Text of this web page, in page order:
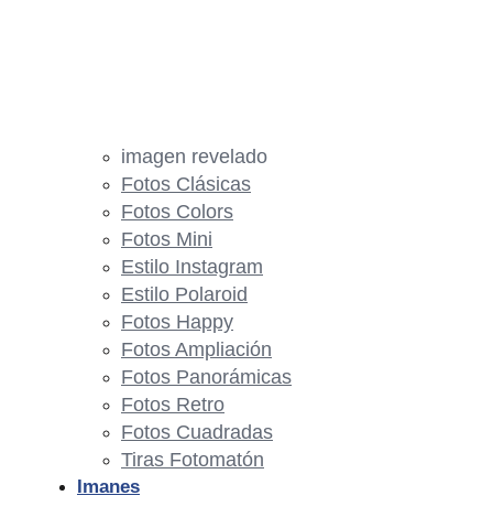
imagen revelado
Fotos Clásicas
Fotos Colors
Fotos Mini
Estilo Instagram
Estilo Polaroid
Fotos Happy
Fotos Ampliación
Fotos Panorámicas
Fotos Retro
Fotos Cuadradas
Tiras Fotomatón
Imanes